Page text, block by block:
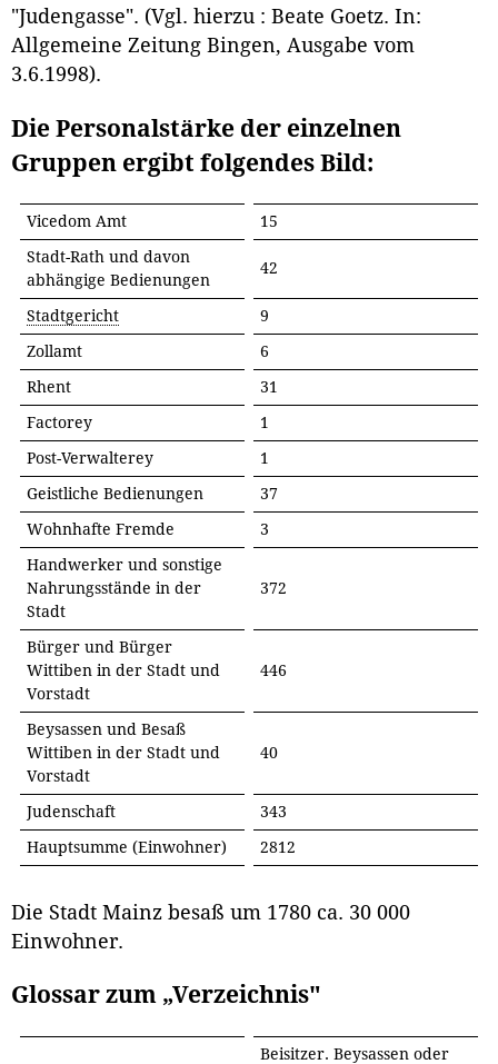
"Judengasse". (Vgl. hierzu : Beate Goetz. In:
Allgemeine Zeitung Bingen, Ausgabe vom
3.6.1998).
Die Personalstärke der einzelnen
Gruppen ergibt folgendes Bild:
Vicedom Amt
15
Stadt-Rath und davon
abhängige Bedienungen
42
Stadtgericht
9
Zollamt
6
Rhent
31
Factorey
1
Post-Verwalterey
1
Geistliche Bedienungen
37
Wohnhafte Fremde
3
Handwerker und sonstige
Nahrungsstände in der
Stadt
372
Bürger und Bürger
Wittiben in der Stadt und
Vorstadt
446
Beysassen und Besaß
Wittiben in der Stadt und
Vorstadt
40
Judenschaft
343
Hauptsumme (Einwohner)
2812
Die Stadt Mainz besaß um 1780 ca. 30 000
Einwohner.
Glossar zum „Verzeichnis"
Beisitzer. Beysassen oder